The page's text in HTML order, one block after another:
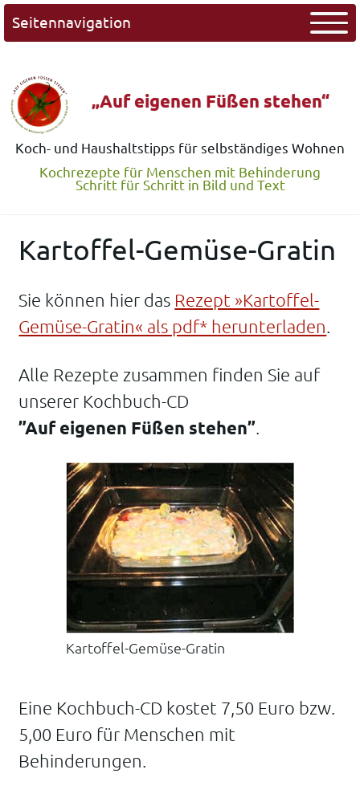
Seitennavigation
„Auf eigenen Füßen stehen“
Koch- und Haushaltstipps für selbständiges Wohnen
Kochrezepte für Menschen mit Behinderung
Schritt für Schritt in Bild und Text
Kartoffel-Gemüse-Gratin
Sie können hier das Rezept »Kartoffel-
Gemüse-Gratin« als pdf* herunterladen.
Alle Rezepte zusammen finden Sie auf
unserer Kochbuch-CD
”Auf eigenen Füßen stehen”.
Kartoffel-Gemüse-Gratin
Eine Kochbuch-CD kostet 7,50 Euro bzw.
5,00 Euro für Menschen mit
Behinderungen.